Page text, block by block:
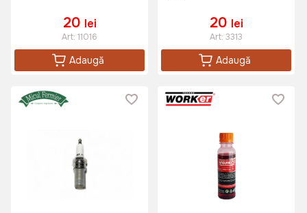
20 lei
Art: 11016
Adaugă
20 lei
Art: 3313
Adaugă